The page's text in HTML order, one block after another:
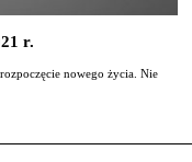
r.
nowego życia. Nie